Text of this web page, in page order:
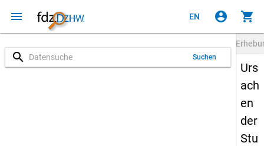
menu EN account_circle shopping_cart
search Suchen
Urs
ach
en
der
Stu